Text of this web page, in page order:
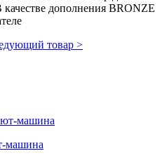
качестве дополнения BRONZE
товар >
машина